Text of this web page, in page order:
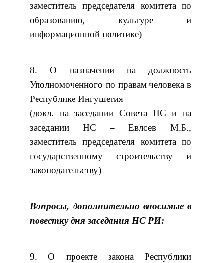
заместитель председателя комитета по
образованию, культуре и
информационной политике)
8. О назначении на должность
Уполномоченного по правам человека в
Республике Ингушетия
(докл. на заседании Совета НС и на
заседании НС – Евлоев М.Б.,
заместитель председателя комитета по
государственному строительству и
законодательству)
Вопросы, дополнительно вносимые в
повестку днязаседания НС РИ:
9. О проекте закона Республики